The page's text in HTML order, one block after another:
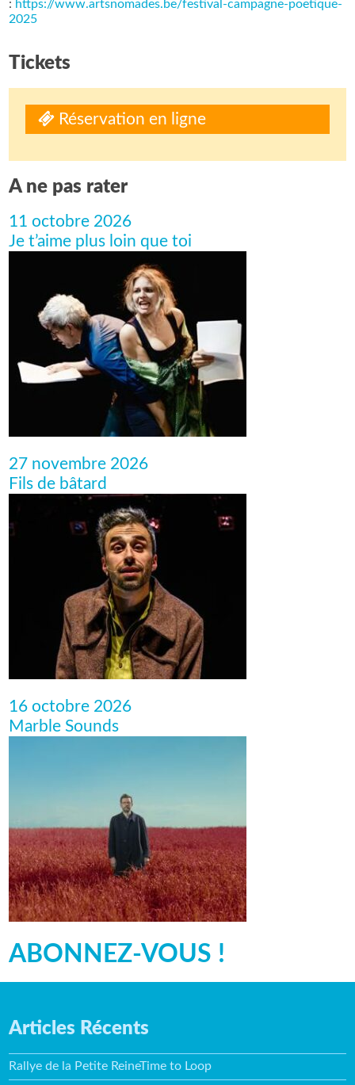
: https://www.artsnomades.be/festival-campagne-poetique-
2025
Tickets
Réservation en ligne
A ne pas rater
11 octobre 2026
Je t’aime plus loin que toi
27 novembre 2026
Fils de bâtard
16 octobre 2026
Marble Sounds
ABONNEZ-VOUS !
Articles Récents
Rallye de la Petite ReineTime to Loop